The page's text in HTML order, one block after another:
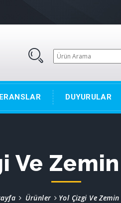
DUYURULAR
Ve
Ürünler Yol Çizgi Ve